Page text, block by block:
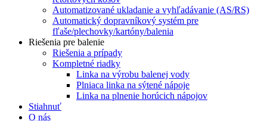
Automatizované ukladanie a vyhľadávanie (AS/RS)
Automatický dopravníkový systém pre
fľaše/plechovky/kartóny/balenia
Riešenia pre balenie
Riešenia a prípady
Kompletné riadky
Linka na výrobu balenej vody
Plniaca linka na sýtené nápoje
Linka na plnenie horúcich nápojov
Stiahnuť
O nás